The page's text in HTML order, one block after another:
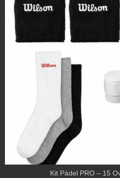
Kit Pádel PRO – 15